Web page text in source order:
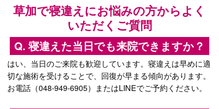
草加で寝違えにお悩みの方からよく
いただくご質問
Q. 寝違えた当日でも来院できますか？
はい、当日のご来院も歓迎しています。寝違えは早めに適
切な施術を受けることで、回復が早まる傾向があります。
お電話（048-949-6905）またはLINEでご予約ください。